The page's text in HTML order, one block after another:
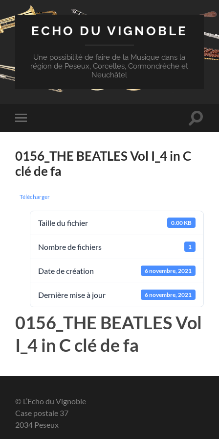
ECHO DU VIGNOBLE
Une possibilité de faire de la Musique dans la
région de Peseux, Corcelles, Cormondrèche et
Neuchâtel
Toggle
mobile
Toggle
0156_THE BEATLES Vol I_4 in C
clé de fa
Télécharger
Taille du fichier 0.00 KB
Nombre de fichiers 1
Date de création 6 novembre, 2021
Dernière mise à jour 6 novembre, 2021
0156_THE BEATLES Vol
I_4 in C clé de fa
© L’Echo du Vignoble
Case postale 37
2034 Peseux